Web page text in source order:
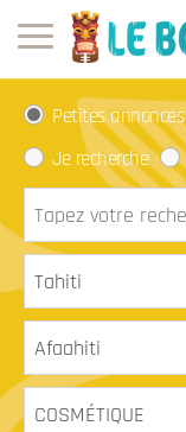
Petites annonces
Je recherche